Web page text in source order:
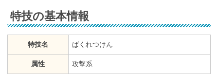
特技の基本情報
特技名 ばくれつけん
属性 攻撃系